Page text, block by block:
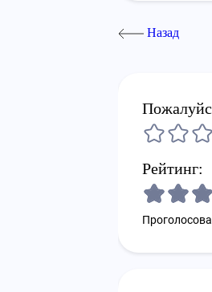
Назад
Рейтинг: